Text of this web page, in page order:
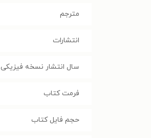
مترجم
انتشارات
سال انتشار نسخه فیزیکی
فرمت کتاب
حجم فایل کتاب